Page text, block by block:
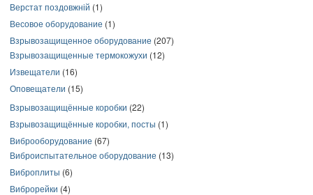
Верстат поздовжній (1)
Весовое оборудование (1)
Взрывозащищенное оборудование (207)
Взрывозащищенные термокожухи (12)
Извещатели (16)
Оповещатели (15)
Взрывозащищённые коробки (22)
Взрывозащищённые коробки, посты (1)
Виброоборудование (67)
Виброиспытательное оборудование (13)
Виброплиты (6)
Виброрейки (4)